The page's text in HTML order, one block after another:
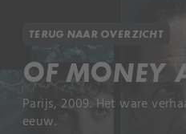
TERUG NAAR OVERZICHT
OF MONEY
Parijs, 2009. Het ware
eeuw.